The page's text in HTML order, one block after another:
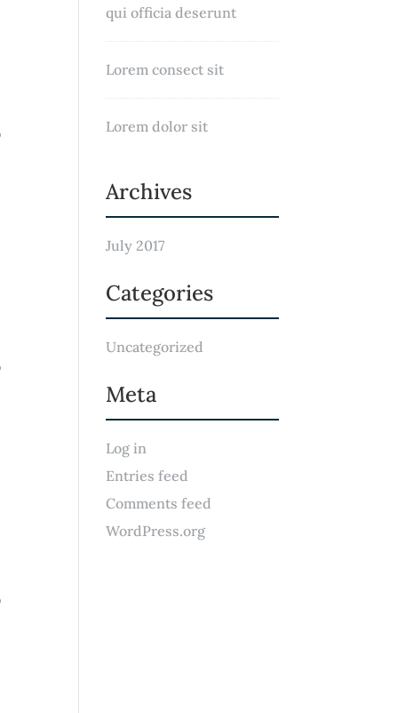
qui officia deserunt
Lorem consect sit
Lorem dolor sit
Archives
July 2017
Categories
Uncategorized
Meta
Log in
Entries feed
Comments feed
WordPress.org